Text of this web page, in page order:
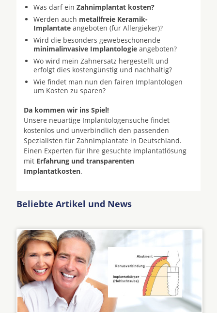
Was darf ein Zahnimplantat kosten?
Werden auch metallfreie Keramik-
Implantate angeboten (für Allergieker)?
Wird die besonders gewebeschonende
minimalinvasive Implantologie angeboten?
Wo wird mein Zahnersatz hergestellt und
erfolgt dies kostengünstig und nachhaltig?
Wie findet man nun den fairen Implantologen
um Kosten zu sparen?
Da kommen wir ins Spiel!
Unsere neuartige Implantologensuche findet
kostenlos und unverbindlich den passenden
Spezialisten für Zahnimplantate in Deutschland.
Einen Experten für Ihre gesuchte Implantatlösung
mit Erfahrung und transparenten
Implantatkosten.
Beliebte Artikel und News